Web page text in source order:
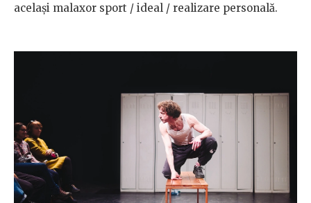
același malaxor sport / ideal / realizare personală.